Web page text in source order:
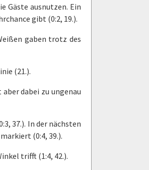
Gäste ausnutzen. Ein
gibt (0:2, 19.).
gaben trotz des
(21.).
dabei zu ungenau
37.). In der nächsten
(0:4, 39.).
trifft (1:4, 42.).